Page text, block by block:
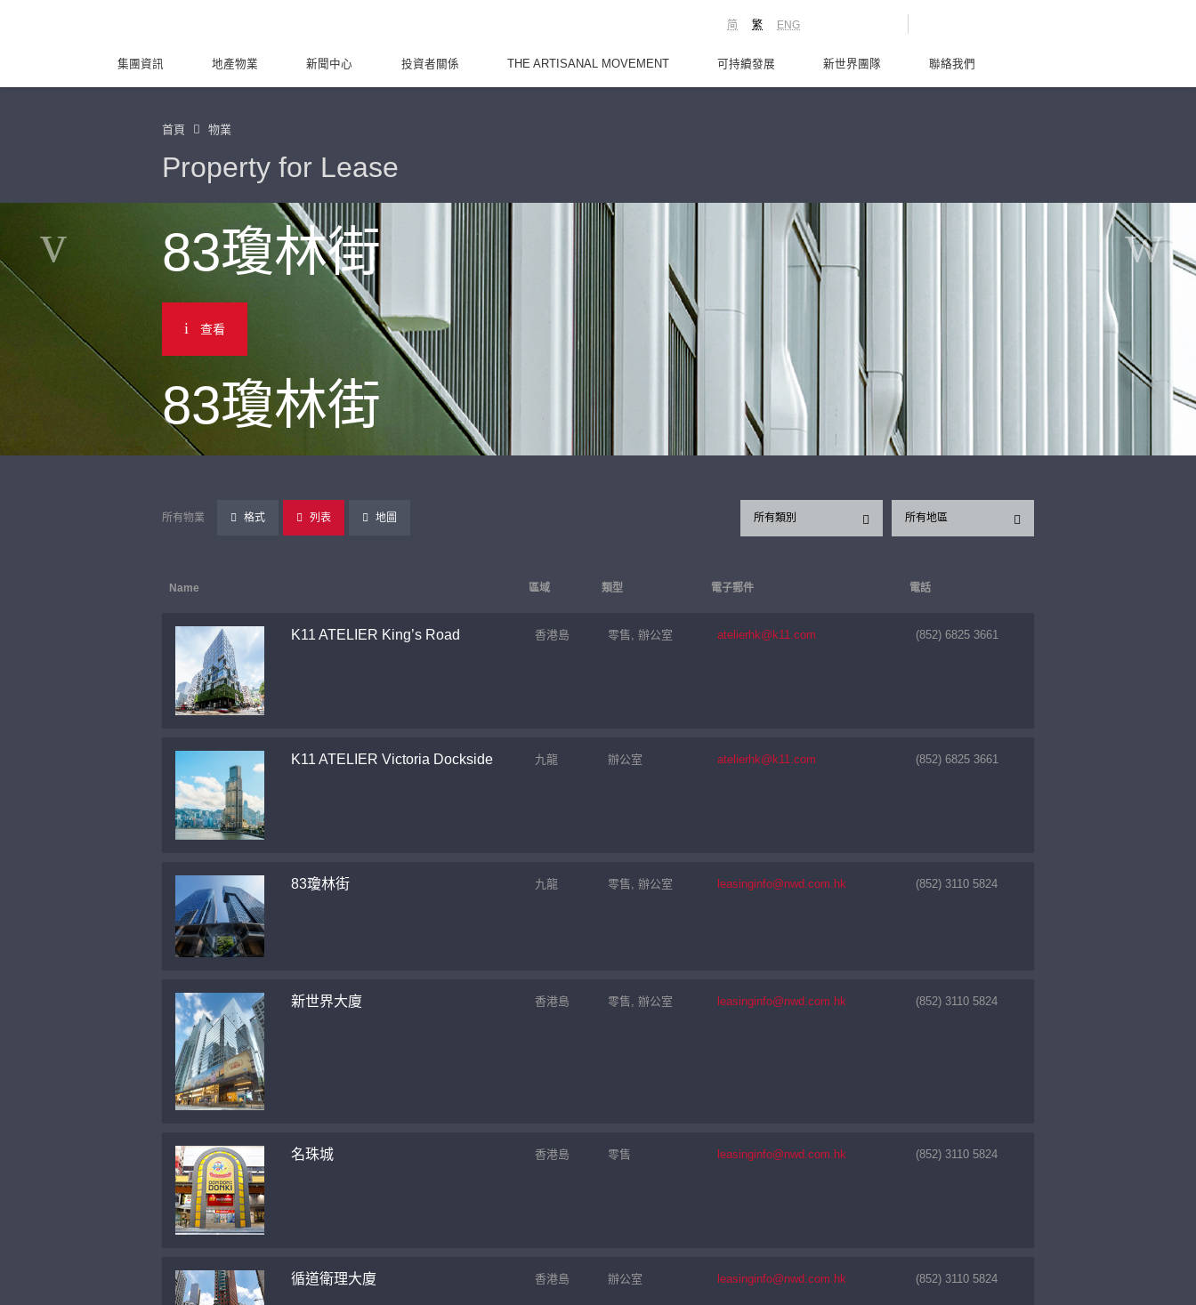
ENG
繁
简
集團資訊 地產物業 新聞中心 投資者關係 THE ARTISANAL MOVEMENT 可持續發展 新世界團隊 聯絡我們
首頁 物業
Property for Lease
83瓊林街
查看
83瓊林街
所有物業 格式 列表 地圖 所有地區
所有類別
Name 區域 類型 電子郵件 電話
K11 ATELIER King’s Road 香港島 零售, 辦公室 atelierhk@k11.com (852) 6825 3661
K11 ATELIER Victoria Dockside 九龍 辦公室 atelierhk@k11.com (852) 6825 3661
83瓊林街 九龍 零售, 辦公室 leasinginfo@nwd.com.hk (852) 3110 5824
新世界大廈 香港島 零售, 辦公室 leasinginfo@nwd.com.hk (852) 3110 5824
名珠城 香港島 零售 leasinginfo@nwd.com.hk (852) 3110 5824
循道衛理大廈 香港島 辦公室 leasinginfo@nwd.com.hk (852) 3110 5824